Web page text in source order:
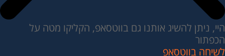
היי, ניתן להשיג אותנו גם בווטסאפ, הקליקו מטה על
הכפתור
לשיחה בווטסאפ